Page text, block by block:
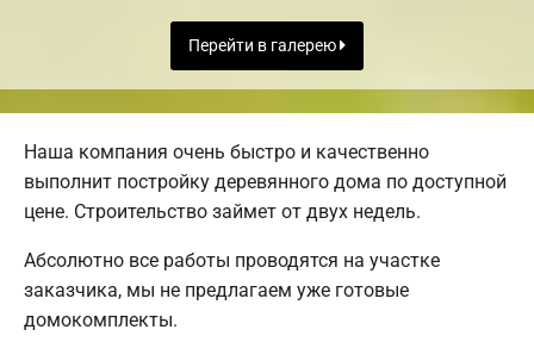
Перейти в галерею
Наша компания очень быстро и качественно
выполнит постройку деревянного дома по доступной
цене. Строительство займет от двух недель.
Абсолютно все работы проводятся на участке
заказчика, мы не предлагаем уже готовые
домокомплекты.